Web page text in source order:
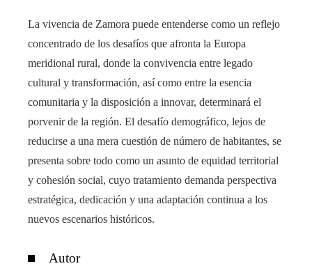
La vivencia de Zamora puede entenderse como un reflejo
concentrado de los desafíos que afronta la Europa
meridional rural, donde la convivencia entre legado
cultural y transformación, así como entre la esencia
comunitaria y la disposición a innovar, determinará el
porvenir de la región. El desafío demográfico, lejos de
reducirse a una mera cuestión de número de habitantes, se
presenta sobre todo como un asunto de equidad territorial
y cohesión social, cuyo tratamiento demanda perspectiva
estratégica, dedicación y una adaptación continua a los
nuevos escenarios históricos.
Autor